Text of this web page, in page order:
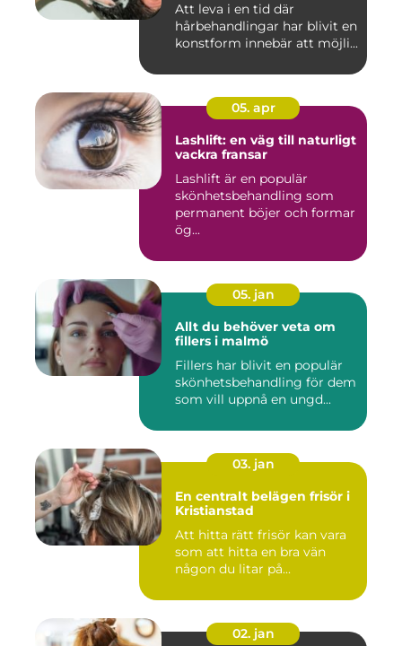
Att leva i en tid där
hårbehandlingar har blivit en
konstform innebär att möjli...
05. apr
Lashlift: en väg till naturligt
vackra fransar
Lashlift är en populär
skönhetsbehandling som
permanent böjer och formar
ög...
05. jan
Allt du behöver veta om
fillers i malmö
Fillers har blivit en populär
skönhetsbehandling för dem
som vill uppnå en ungd...
03. jan
En centralt belägen frisör i
Kristianstad
Att hitta rätt frisör kan vara
som att hitta en bra vän
någon du litar på...
02. jan